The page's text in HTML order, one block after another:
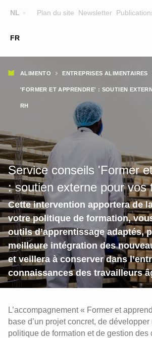
NL
FR
Plan du site Newsletter
Main
navigation
SUR ALIMENTO
CONTACT
Fil
d'Ariane
ALIMENTO ENTREPRISES ALIMENTAIRES
'FORMER ET APPRENDRE' : SOUTIEN
RH
Service conseils 'Former
: soutien externe pour vos
Cette intervention apportera de
votre politique de formation,
outils d’apprentissage adaptés,
meilleure intégration des
et veillera à conserver dans
connaissances des travailleurs
L’accompagnement « Former et
base d’un projet concret, de
politique de formation et de gestion des